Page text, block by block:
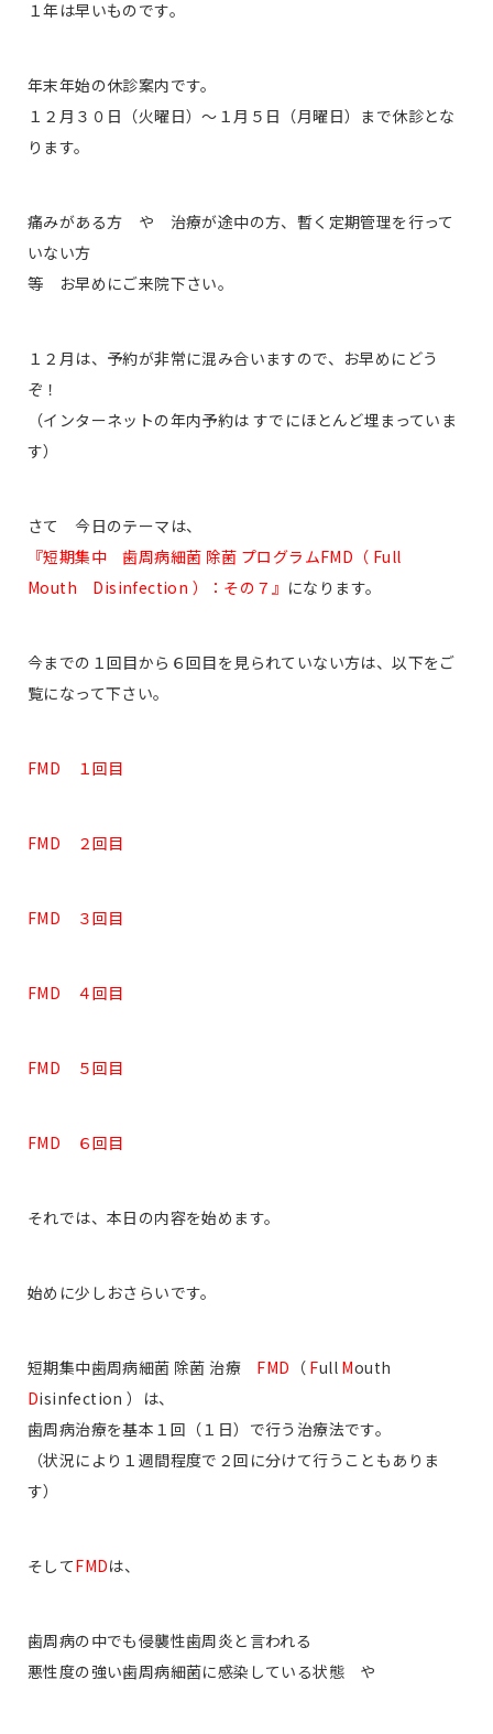
１年は早いものです。
年末年始の休診案内です。
１２月３０日（火曜日）〜１月５日（月曜日）まで休診とな
ります。
痛みがある方 や 治療が途中の方、暫く定期管理を行って
いない方
等 お早めにご来院下さい。
１２月は、予約が非常に混み合いますので、お早めにどう
ぞ！
（インターネットの年内予約は すでにほとんど埋まっていま
す）
さて 今日のテーマは、
『短期集中 歯周病細菌 除菌 プログラムFMD（ Full
Mouth Disinfection ）：その７』 になります。
今までの１回目から６回目を見られていない方は、以下をご
覧になって下さい。
FMD １回目
FMD ２回目
FMD ３回目
FMD ４回目
FMD ５回目
FMD ６回目
それでは、本日の内容を始めます。
始めに少しおさらいです。
短期集中歯周病細菌 除菌 治療 FMD （ Full Mouth
Disinfection ）は、
歯周病治療を基本１回（１日）で行う治療法です。
（状況により１週間程度で２回に分けて行うこともありま
す）
そしてFMDは、
歯周病の中でも侵襲性歯周炎と言われる
悪性度の強い歯周病細菌に感染している状態 や